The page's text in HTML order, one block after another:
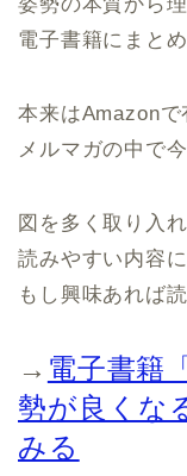
電子書籍にまとめ
本来はAmazonで
メルマガの中で
図を多く取り入
読みやすい内容
もし興味あれば
→ 電子書籍
勢が良くな
みる